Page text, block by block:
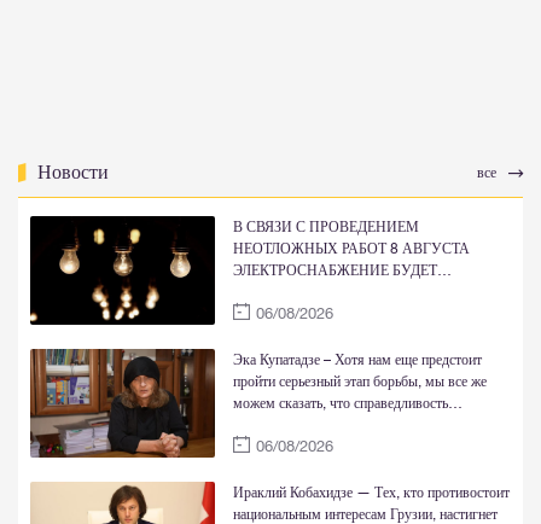
Новости все
В СВЯЗИ С ПРОВЕДЕНИЕМ
НЕОТЛОЖНЫХ РАБОТ 8 АВГУСТА
ЭЛЕКТРОСНАБЖЕНИЕ БУДЕТ
06/08/2026
Эка Купатадзе – Хотя нам еще предстоит
пройти серьезный этап борьбы, мы все же
можем сказать, что справедливость
06/08/2026
Ираклий Кобахидзе — Тех, кто противостоит
национальным интересам Грузии, настигнет